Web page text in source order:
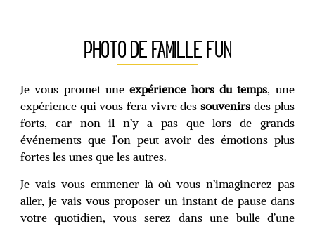
PHOTO DE FAMILLE FUN
Je vous promet une expérience hors du temps, une
expérience qui vous fera vivre des souvenirs des plus
forts, car non il n’y a pas que lors de grands
événements que l’on peut avoir des émotions plus
fortes les unes que les autres.
Je vais vous emmener là où vous n’imaginerez pas
aller, je vais vous proposer un instant de pause dans
votre quotidien, vous serez dans une bulle d’une